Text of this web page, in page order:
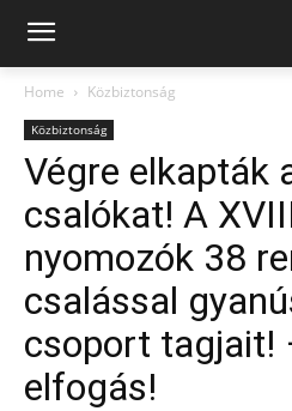
Home Közbiztonság
Közbiztonság
Végre elkapták
csalókat! A
nyomozók 38
csalással
csoport tagjait!
elfogás!